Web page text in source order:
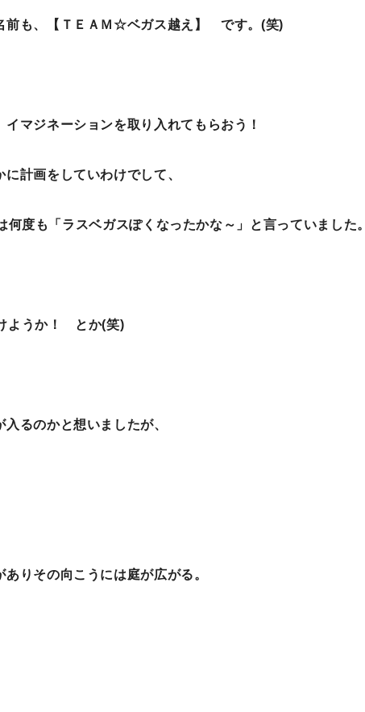
前も、【ＴＥＡＭ☆ベガス越え】 です。(笑)
マジネーションを取り入れてもらおう！
計画をしていわけでして、
何度も「ラスベガスぽくなったかな～」と言っていました。
ようか！ とか(笑)
るのかと想いましたが、
りその向こうには庭が広がる。